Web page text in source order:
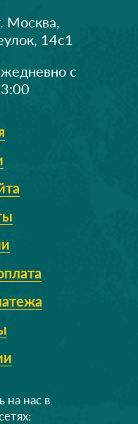
Москва,
14с1
с
на нас в